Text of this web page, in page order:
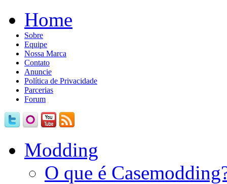
Home
Sobre
Equipe
Nossa Marca
Contato
Anuncie
Política de Privacidade
Parcerias
Forum
Modding
O que é